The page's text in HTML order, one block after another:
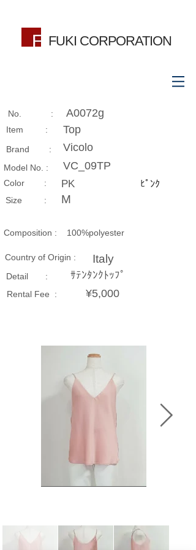
FUKI CORPORATION
No. : A0072g
Item : Top
Brand : Vicolo
Model No. : VC_09TP
​Color : PK ﾋﾟﾝｸ
Size​ : M
Composition​ : 100%polyester
Country of Origin : Italy
Detail : ｻﾃﾝﾀﾝｸﾄｯﾌﾟ
Rental Fee : ¥5,000